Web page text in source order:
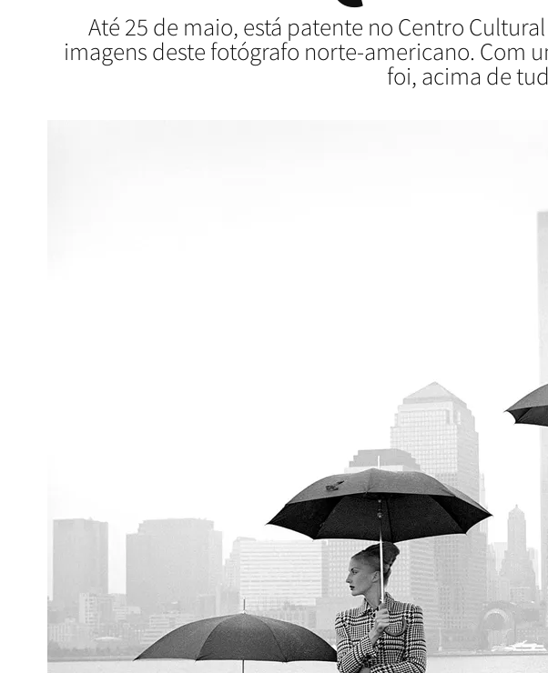
Até 25 de maio, está patente no Centro
imagens deste fotógrafo norte-americano. Com
foi, acima de